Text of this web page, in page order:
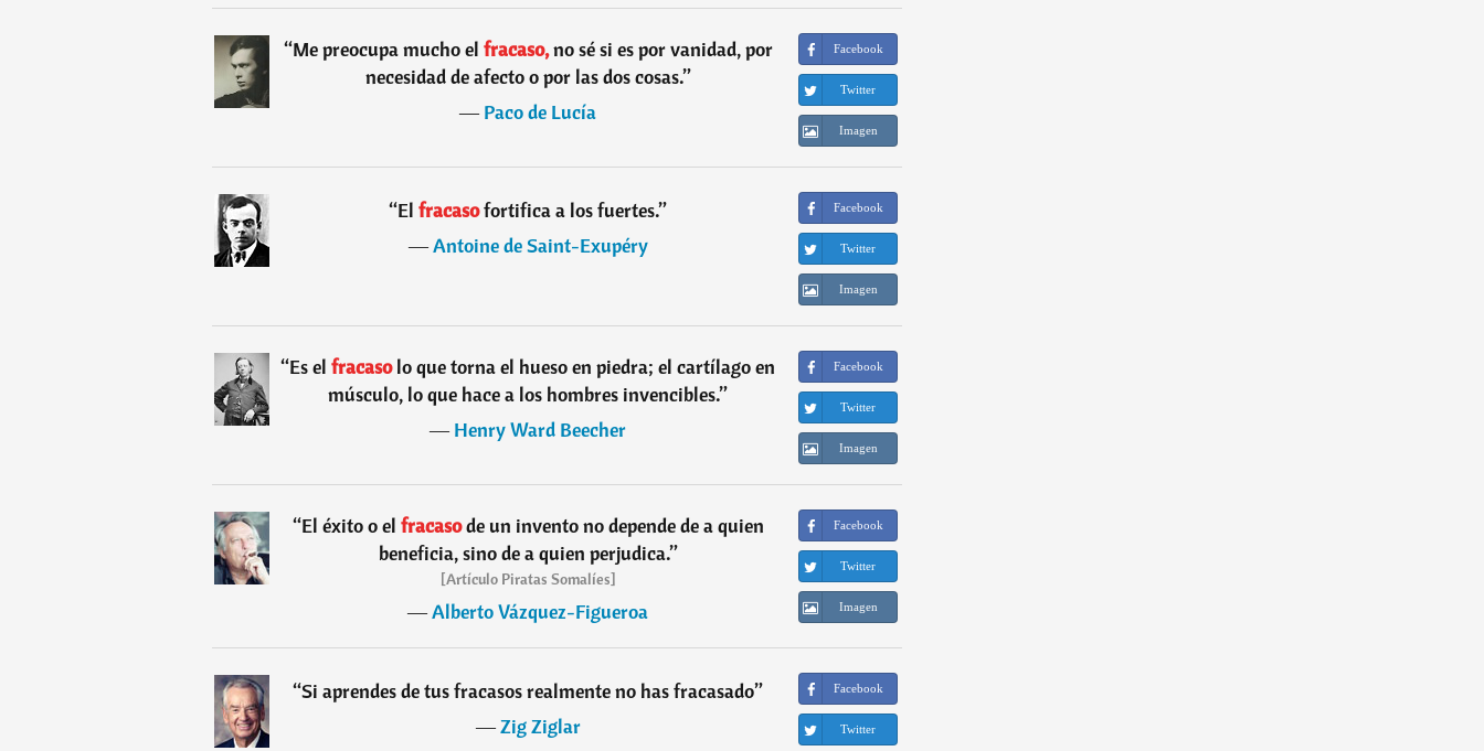
“Me preocupa mucho el fracaso,no sé si es por vanidad, por
necesidad de afecto o por las dos cosas.”
―Paco de Lucía
Facebook
Twitter
Imagen
“El fracasofortifica a los fuertes.”
―Antoine de Saint-Exupéry
Facebook
Twitter
Imagen
“Es el fracasolo que torna el hueso en piedra; el cartílago en
músculo, lo que hace a los hombres invencibles.”
―Henry Ward Beecher
Facebook
Twitter
Imagen
“El éxito o el fracasode un invento no depende de a quien
beneficia, sino de a quien perjudica.”
[Artículo Piratas Somalíes]
―Alberto Vázquez-Figueroa
Facebook
Twitter
Imagen
“Si aprendes de tus fracasos realmente no has fracasado”
―Zig Ziglar
Facebook
Twitter